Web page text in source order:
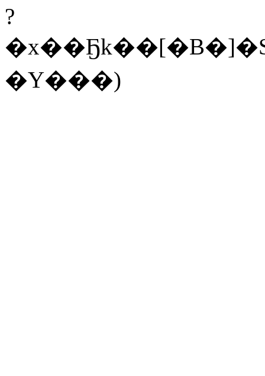
?
�Y���)